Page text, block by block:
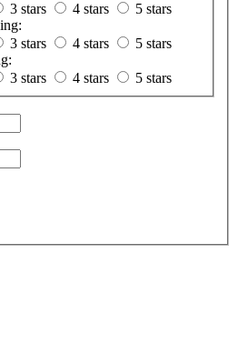
3 stars 4 stars
5 stars
3 stars 4 stars
5 stars
3 stars 4 stars
5 stars